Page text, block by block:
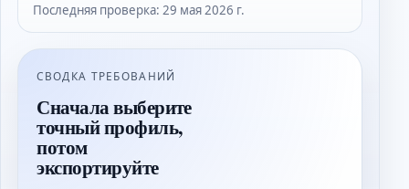
Последняя проверка:29 мая 2026 г.
СВОДКА ТРЕБОВАНИЙ
Сначала выберите
точный профиль,
потом
экспортируйте